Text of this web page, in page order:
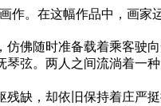
作。在这幅作品中，画
佛随时准备载着乘客驶
弦。两人之间流淌着一
缺，却依旧保持着庄严